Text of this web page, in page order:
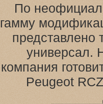
По
гамму
представлено
универсал.
компания
Peugeot